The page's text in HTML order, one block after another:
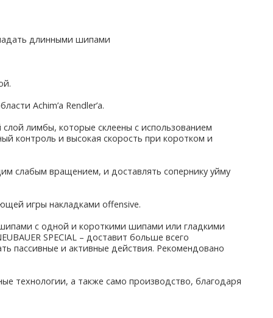
длинными шипами
Achim’a Rendler’a.
лимбы, которые склеены с использованием
контроль и высокая скорость при коротком и
слабым вращением, и доставлять сопернику уйму
игры накладками offensive.
с одной и короткими шипами или гладкими
SPECIAL – доставит больше всего
пассивные и активные действия. Рекомендовано
технологии, а также само производство, благодаря